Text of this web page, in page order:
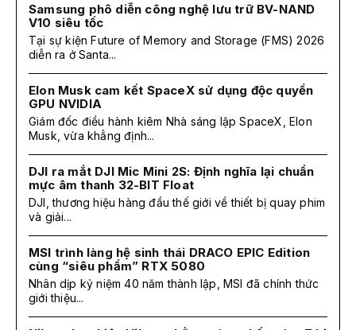
Samsung phô diễn công nghệ lưu trữ BV-NAND
V10 siêu tốc
Tại sự kiện Future of Memory and Storage (FMS) 2026
diễn ra ở Santa...
Elon Musk cam kết SpaceX sử dụng độc quyền
GPU NVIDIA
Giám đốc điều hành kiêm Nhà sáng lập SpaceX, Elon
Musk, vừa khẳng định...
DJI ra mắt DJI Mic Mini 2S: Định nghĩa lại chuẩn
mực âm thanh 32-BIT Float
DJI, thương hiệu hàng đầu thế giới về thiết bị quay phim
và giải...
MSI trình làng hệ sinh thái DRACO EPIC Edition
cùng “siêu phẩm” RTX 5080
Nhân dịp kỷ niệm 40 năm thành lập, MSI đã chính thức
giới thiệu...